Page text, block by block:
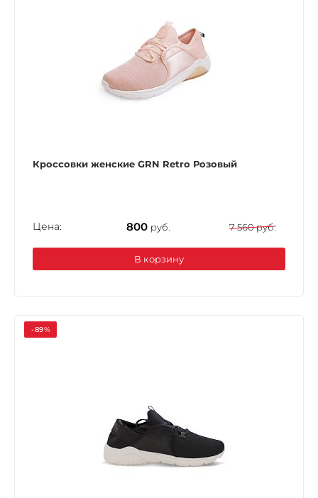
Кроссовки женские GRN Retro Розовый
Цена: 800 руб. 7 560 руб.
В корзину
-89%